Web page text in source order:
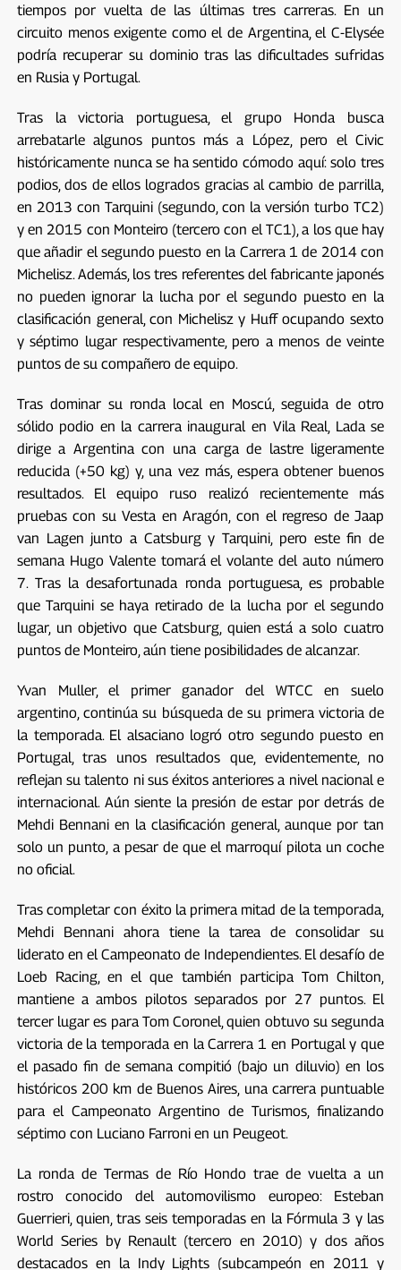
tiempos por vuelta de las últimas tres carreras. En un
circuito menos exigente como el de Argentina, el C-Elysée
podría recuperar su dominio tras las dificultades sufridas
en Rusia y Portugal.
Tras la victoria portuguesa, el grupo Honda busca
arrebatarle algunos puntos más a López, pero el Civic
históricamente nunca se ha sentido cómodo aquí: solo tres
podios, dos de ellos logrados gracias al cambio de parrilla,
en 2013 con Tarquini (segundo, con la versión turbo TC2)
y en 2015 con Monteiro (tercero con el TC1), a los que hay
que añadir el segundo puesto en la Carrera 1 de 2014 con
Michelisz. Además, los tres referentes del fabricante japonés
no pueden ignorar la lucha por el segundo puesto en la
clasificación general, con Michelisz y Huff ocupando sexto
y séptimo lugar respectivamente, pero a menos de veinte
puntos de su compañero de equipo.
Tras dominar su ronda local en Moscú, seguida de otro
sólido podio en la carrera inaugural en Vila Real, Lada se
dirige a Argentina con una carga de lastre ligeramente
reducida (+50 kg) y, una vez más, espera obtener buenos
resultados. El equipo ruso realizó recientemente más
pruebas con su Vesta en Aragón, con el regreso de Jaap
van Lagen junto a Catsburg y Tarquini, pero este fin de
semana Hugo Valente tomará el volante del auto número
7. Tras la desafortunada ronda portuguesa, es probable
que Tarquini se haya retirado de la lucha por el segundo
lugar, un objetivo que Catsburg, quien está a solo cuatro
puntos de Monteiro, aún tiene posibilidades de alcanzar.
Yvan Muller, el primer ganador del WTCC en suelo
argentino, continúa su búsqueda de su primera victoria de
la temporada. El alsaciano logró otro segundo puesto en
Portugal, tras unos resultados que, evidentemente, no
reflejan su talento ni sus éxitos anteriores a nivel nacional e
internacional. Aún siente la presión de estar por detrás de
Mehdi Bennani en la clasificación general, aunque por tan
solo un punto, a pesar de que el marroquí pilota un coche
no oficial.
Tras completar con éxito la primera mitad de la temporada,
Mehdi Bennani ahora tiene la tarea de consolidar su
liderato en el Campeonato de Independientes. El desafío de
Loeb Racing, en el que también participa Tom Chilton,
mantiene a ambos pilotos separados por 27 puntos. El
tercer lugar es para Tom Coronel, quien obtuvo su segunda
victoria de la temporada en la Carrera 1 en Portugal y que
el pasado fin de semana compitió (bajo un diluvio) en los
históricos 200 km de Buenos Aires, una carrera puntuable
para el Campeonato Argentino de Turismos, finalizando
séptimo con Luciano Farroni en un Peugeot.
La ronda de Termas de Río Hondo trae de vuelta a un
rostro conocido del automovilismo europeo: Esteban
Guerrieri, quien, tras seis temporadas en la Fórmula 3 y las
World Series by Renault (tercero en 2010) y dos años
destacados en la Indy Lights (subcampeón en 2011 y